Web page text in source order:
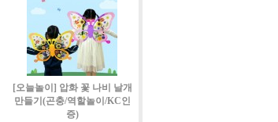
[오늘놀이] 압화 꽃 나비 날개
만들기(곤충/역할놀이/KC인
증)